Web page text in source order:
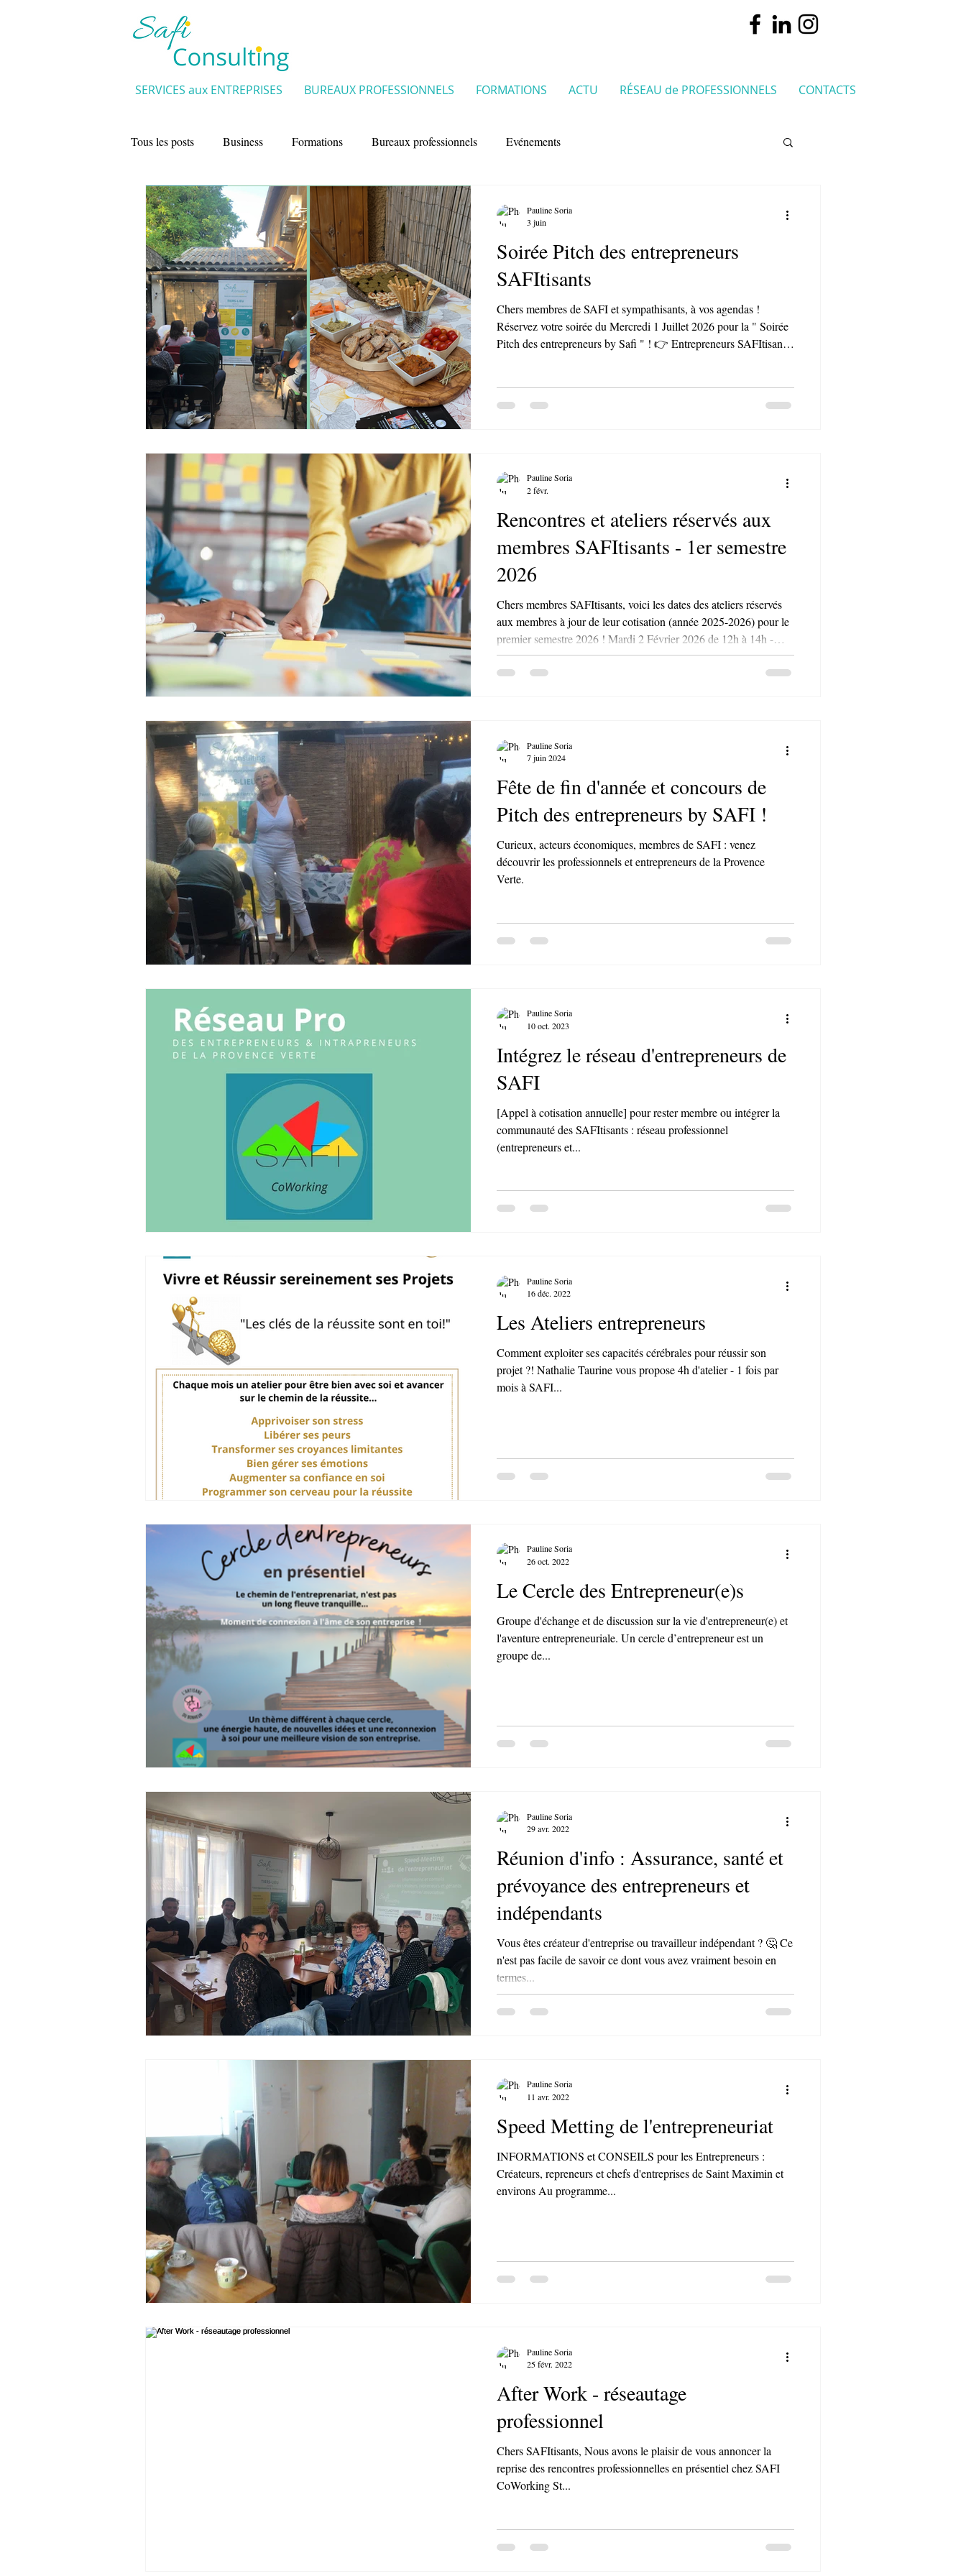
SERVICES aux ENTREPRISES BUREAUX PROFESSIONNELS FORMATIONS ACTU RÉSEAU de PROFESSIONNELS CONTACTS
Tous les posts Business Formations Bureaux professionnels Evénements
Soirée Pitch des entrepreneurs
SAFItisants
Chers membres de SAFI et sympathisants, à vos agendas !
Réservez votre soirée du Mercredi 1 Juillet 2026 pour la " Soirée
Pitch des entrepreneurs by Safi " ! 👉 Entrepreneurs SAFItisants
de la Provence Verte 🙂 🍻Les pitch seront suivis d'un moment
Pauline Soria
3 juin
Rencontres et ateliers réservés aux
membres SAFItisants - 1er semestre
2026
Chers membres SAFItisants, voici les dates des ateliers réservés
aux membres à jour de leur cotisation (année 2025-2026) pour le
premier semestre 2026 ! Mardi 2 Février 2026 de 12h à 14h -
Déjeuner de réseautage avec un exercice de networking. Lundi 2
Mars 2026 de 18h30 à 21h After Work - atelier d'intelligence
Pauline Soria
2 févr.
Fête de fin d'année et concours de
Pitch des entrepreneurs by SAFI !
Curieux, acteurs économiques, membres de SAFI : venez
découvrir les professionnels et entrepreneurs de la Provence
Verte.
Pauline Soria
7 juin 2024
Intégrez le réseau d'entrepreneurs de
SAFI
[Appel à cotisation annuelle] pour rester membre ou intégrer la
communauté des SAFItisants : réseau professionnel
(entrepreneurs et...
Pauline Soria
10 oct. 2023
Les Ateliers entrepreneurs
Comment exploiter ses capacités cérébrales pour réussir son
projet ?! Nathalie Taurine vous propose 4h d'atelier - 1 fois par
mois à SAFI...
Pauline Soria
16 déc. 2022
Le Cercle des Entrepreneur(e)s
Groupe d'échange et de discussion sur la vie d'entrepreneur(e) et
l'aventure entrepreneuriale. Un cercle d’entrepreneur est un
groupe de...
Pauline Soria
26 oct. 2022
Réunion d'info : Assurance, santé et
prévoyance des entrepreneurs et
indépendants
Vous êtes créateur d'entreprise ou travailleur indépendant ? 🤔 Ce
n'est pas facile de savoir ce dont vous avez vraiment besoin en
termes...
Pauline Soria
29 avr. 2022
Speed Metting de l'entrepreneuriat
INFORMATIONS et CONSEILS pour les Entrepreneurs :
Créateurs, repreneurs et chefs d'entreprises de Saint Maximin et
environs Au programme...
Pauline Soria
11 avr. 2022
After Work - réseautage
professionnel
Chers SAFItisants, Nous avons le plaisir de vous annoncer la
reprise des rencontres professionnelles en présentiel chez SAFI
CoWorking St...
Pauline Soria
25 févr. 2022